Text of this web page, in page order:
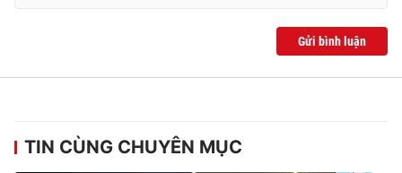
Gửi bình luận
TIN CÙNG CHUYÊN MỤC